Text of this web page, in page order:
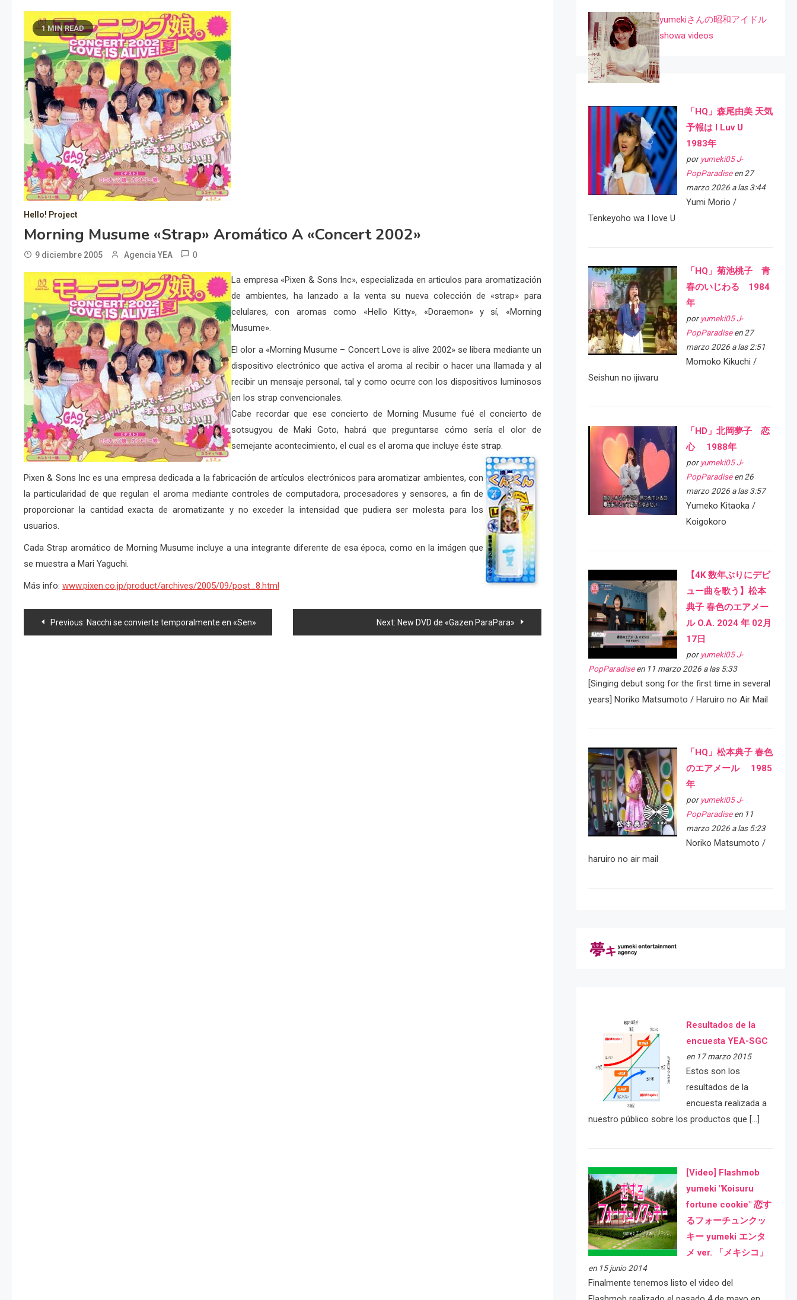
1 MIN READ
Hello! Project
Morning Musume «strap» Aromático A «concert 2002»
9 diciembre 2005 Agencia YEA 0
La empresa «Pixen & Sons Inc», especializada en articulos para aromatización
de ambientes, ha lanzado a la venta su nueva colección de «strap» para
celulares, con aromas como «Hello Kitty», «Doraemon» y sí, «Morning
Musume».
El olor a «Morning Musume – Concert Love is alive 2002» se libera mediante un
dispositivo electrónico que activa el aroma al recibir o hacer una llamada y al
recibir un mensaje personal, tal y como ocurre con los dispositivos luminosos
en los strap convencionales.
Cabe recordar que ese concierto de Morning Musume fué el concierto de
sotsugyou de Maki Goto, habrá que preguntarse cómo sería el olor de
semejante acontecimiento, el cual es el aroma que incluye éste strap.
Pixen & Sons Inc es una empresa dedicada a la fabricación de artículos electrónicos para aromatizar ambientes, con
la particularidad de que regulan el aroma mediante controles de computadora, procesadores y sensores, a fin de
proporcionar la cantidad exacta de aromatizante y no exceder la intensidad que pudiera ser molesta para los
usuarios.
Cada Strap aromático de Morning Musume incluye a una integrante diferente de esa época, como en la imágen que
se muestra a Mari Yaguchi.
Más info: www.pixen.co.jp/product/archives/2005/09/post_8.html
Navegación
Previous: Nacchi se convierte temporalmente en «Sen» Next: New DVD de «Gazen ParaPara»
yumekiさんの昭和アイドル
showa videos
「HQ」森尾由美 天気
予報は I Luv U
1983年
por yumeki05 J-
PopParadiseen 27
marzo 2026 a las 3:44
Yumi Morio /
Tenkeyoho wa I love U
「HQ」菊池桃子 青
春のいじわる 1984
年
por yumeki05 J-
PopParadiseen 27
marzo 2026 a las 2:51
Momoko Kikuchi /
Seishun no ijiwaru
「HD」北岡夢子 恋
心 1988年
por yumeki05 J-
PopParadiseen 26
marzo 2026 a las 3:57
Yumeko Kitaoka /
Koigokoro
【4K 数年ぶりにデビ
ュー曲を歌う】松本
典子 春色のエアメー
ル O.A. 2024 年 02月
17日
por yumeki05 J-
PopParadiseen 11 marzo 2026 a las 5:33
[Singing debut song for the first time in several
years] Noriko Matsumoto / Haruiro no Air Mail
「HQ」松本典子 春色
のエアメール 1985
年
por yumeki05 J-
PopParadiseen 11
marzo 2026 a las 5:23
Noriko Matsumoto /
haruiro no air mail
Resultados de la
encuesta YEA-SGC
en 17 marzo 2015
Estos son los
resultados de la
encuesta realizada a
nuestro público sobre los productos que […]
[Video] Flashmob
yumeki "Koisuru
fortune cookie" 恋す
るフォーチュンクッ
キー yumeki エンタ
メ ver. 「メキシコ」
en 15 junio 2014
Finalmente tenemos listo el video del